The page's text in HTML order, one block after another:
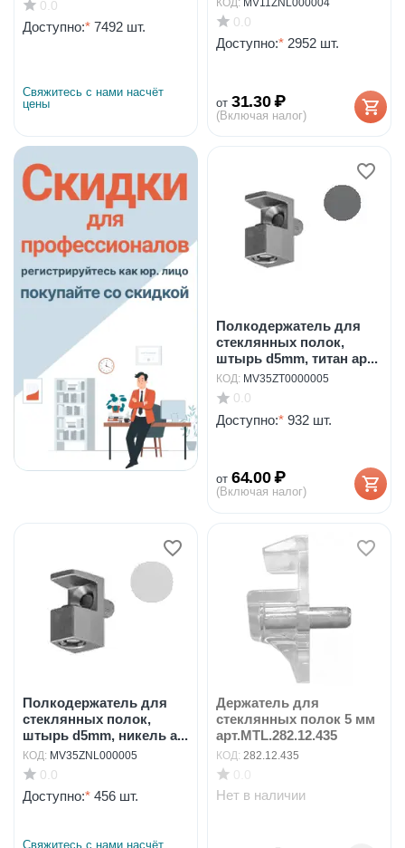
0.0
Доступно:* 7492 шт.
Свяжитесь с нами насчёт
цены
КОД: MV11ZNL000004
0.0
Доступно:* 2952 шт.
от 31.30 ₽
(Включая налог)
Полкодержатель для
стеклянных полок,
штырь d5mm, титан ар...
КОД: MV35ZT0000005
0.0
Доступно:* 932 шт.
от 64.00 ₽
(Включая налог)
Полкодержатель для
стеклянных полок,
штырь d5mm, никель а...
КОД: MV35ZNL000005
0.0
Доступно:* 456 шт.
Свяжитесь с нами насчёт
Держатель для
стеклянных полок 5 мм
арт.MTL.282.12.435
КОД: 282.12.435
Нет в наличии